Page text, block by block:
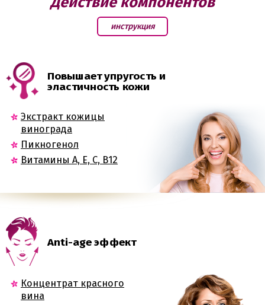
инструкция
Повышает упругость и
эластичность кожи
Экстракт кожицы
винограда
Пикногенол
Витамины А, Е, С, В12
Anti-age эффект
Концентрат красного
вина